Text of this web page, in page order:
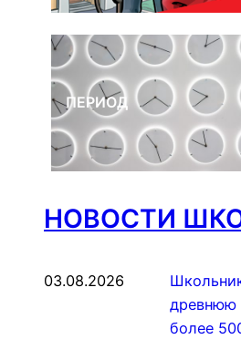
ПЕРИОД
НОВОСТИ
03.08.2026
древнюю
более